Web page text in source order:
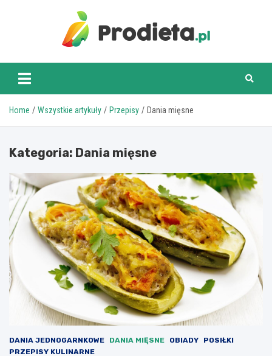
prodieta.pl
Home Wszystkie artykuły Przepisy Dania mięsne
Kategoria: Dania mięsne
DANIA JEDNOGARNKOWE DANIA MIĘSNE OBIADY
POSIŁKI
PRZEPISY KULINARNE